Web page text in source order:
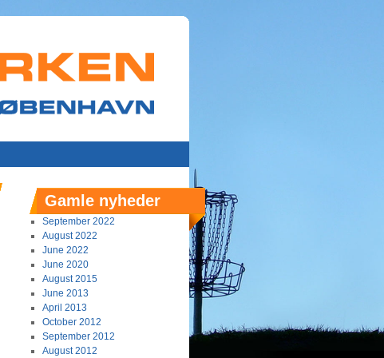
Gamle nyheder
September 2022
August 2022
June 2022
June 2020
August 2015
June 2013
April 2013
October 2012
September 2012
August 2012